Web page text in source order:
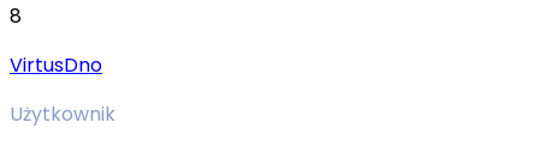
8
VirtusDno
Użytkownik